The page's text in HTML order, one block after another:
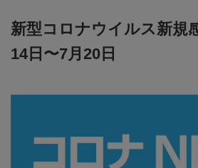
新型コロナウイルス新規
14日〜7月20日